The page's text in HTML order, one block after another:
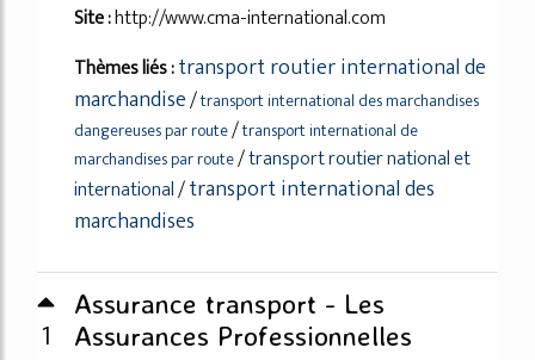
Site :http://www.cma-international.com
Thèmes liés :transport routier international de
marchandise/transport international des marchandises
dangereuses par route/transport international de
marchandises par route/transport routier national et
international/transport international des
marchandises
1
Assurance transport - Les
Assurances Professionnelles